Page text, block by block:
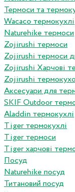
Термоси та
Wacaco термокухлі
Naturehike термоси
Zojirushi термоси
Zojirushi термоси
Zojirushi Харчові
Zojirushi
Аксесуари для
SKIF Outdoor
Aladdin термокухлі
Tiger термокухлі
Tiger термоси
Tiger харчові
Посуд
Naturehike посуд
Титановий посуд